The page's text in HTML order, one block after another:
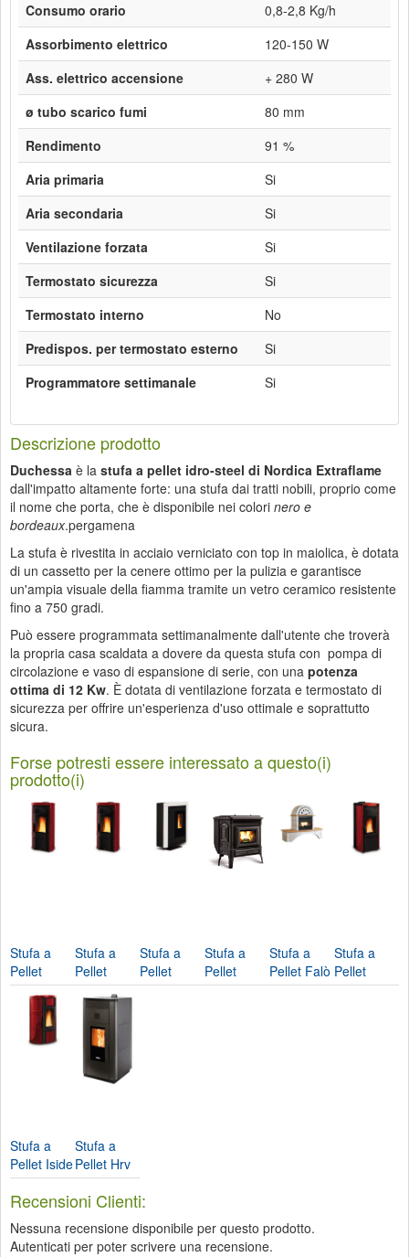
Consumo orario
0,8-2,8 Kg/h
Assorbimento elettrico
120-150 W
Ass. elettrico accensione
+ 280 W
ø tubo scarico fumi
80 mm
Rendimento
91 %
Aria primaria
Si
Aria secondaria
Si
Ventilazione forzata
Si
Termostato sicurezza
Si
Termostato interno
No
Predispos. per termostato esterno
Si
Programmatore settimanale
Si
Descrizione prodotto
Duchessa è la stufa a pellet idro-steel di Nordica Extraflame
dall'impatto altamente forte: una stufa dai tratti nobili, proprio come
il nome che porta, che è disponibile nei colori nero e
bordeaux.pergamena
La stufa è rivestita in acciaio verniciato con top in maiolica, è dotata
di un cassetto per la cenere ottimo per la pulizia e garantisce
un'ampia visuale della fiamma tramite un vetro ceramico resistente
fino a 750 gradi.
Può essere programmata settimanalmente dall'utente che troverà
la propria casa scaldata a dovere da questa stufa con pompa di
circolazione e vaso di espansione di serie, con una potenza
ottima di 12 Kw. È dotata di ventilazione forzata e termostato di
sicurezza per offrire un'esperienza d'uso ottimale e soprattutto
sicura.
Forse potresti essere interessato a questo(i)
prodotto(i)
Stufa a
Pellet
Emma-
Nordica
Extraflame
Stufa a
Pellet
Emma
Plus-
Nordica...
Stufa a
Pellet
Souvenir
Stufa a
Pellet
Teodora-
Stufa a
Pellet Falò
1cp-2cp-
Stufa a
Pellet
Melinda
Stufa a
Pellet Iside
Idro-
Nordica...
Stufa a
Pellet Hrv
170 Steel
Hydro...
Recensioni Clienti:
Nessuna recensione disponibile per questo prodotto.
Autenticati per poter scrivere una recensione.